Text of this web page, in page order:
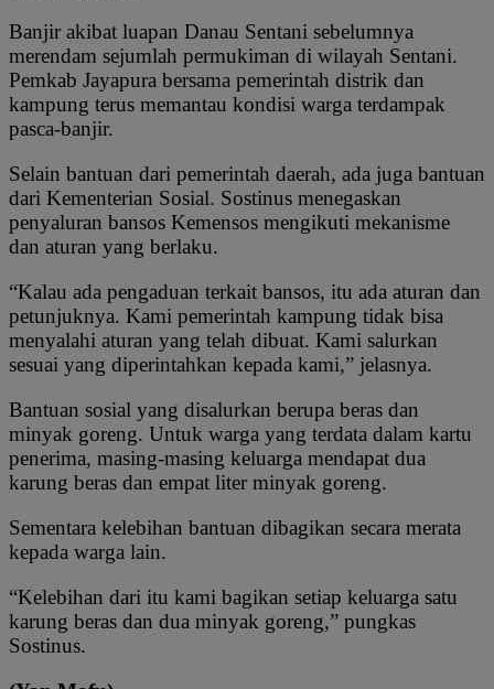
Banjir akibat luapan Danau Sentani sebelumnya
merendam sejumlah permukiman di wilayah Sentani.
Pemkab Jayapura bersama pemerintah distrik dan
kampung terus memantau kondisi warga terdampak
pasca-banjir.
Selain bantuan dari pemerintah daerah, ada juga bantuan
dari Kementerian Sosial. Sostinus menegaskan
penyaluran bansos Kemensos mengikuti mekanisme
dan aturan yang berlaku.
“Kalau ada pengaduan terkait bansos, itu ada aturan dan
petunjuknya. Kami pemerintah kampung tidak bisa
menyalahi aturan yang telah dibuat. Kami salurkan
sesuai yang diperintahkan kepada kami,” jelasnya.
Bantuan sosial yang disalurkan berupa beras dan
minyak goreng. Untuk warga yang terdata dalam kartu
penerima, masing-masing keluarga mendapat dua
karung beras dan empat liter minyak goreng.
Sementara kelebihan bantuan dibagikan secara merata
kepada warga lain.
“Kelebihan dari itu kami bagikan setiap keluarga satu
karung beras dan dua minyak goreng,” pungkas
Sostinus.